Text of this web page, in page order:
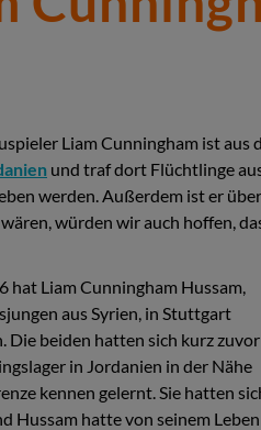
Liam Cunningham ist
und traf dort Flüchtlinge
werden. Außerdem ist er
würden wir auch hoffen,
hat Liam Cunningham Hussam,
aus Syrien, in Stuttgart
Die beiden hatten sich kurz zuvor
in Jordanien in der Nähe
kennen gelernt. Sie hatten
Hussam hatte von seinem Leben